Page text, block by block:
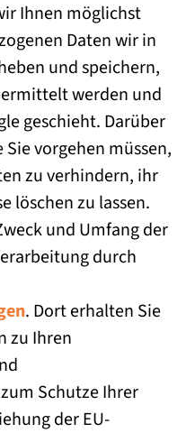
Ihnen möglichst
Daten wir in
und speichern,
werden und
geschieht. Darüber
vorgehen müssen,
zu verhindern, ihr
löschen zu lassen.
und Umfang der
durch
. Dort erhalten Sie
zu Ihren
Schutze Ihrer
der EU-